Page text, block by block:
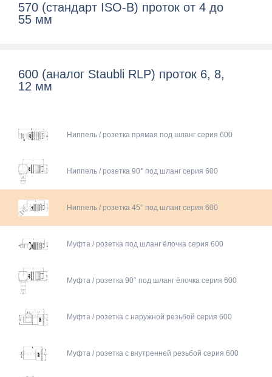
570 (cтандарт ISO-B) проток от 4 до
55 мм
600 (aналог Staubli RLP) проток 6, 8,
12 мм
Ниппель / розетка прямая под шланг серия 600
Ниппель / розетка 90° под шланг серия 600
Ниппель / розетка 45° под шланг серия 600
Муфта / розетка под шланг ёлочка серия 600
Муфта / розетка 90° под шланг ёлочка серия 600
Муфта / розетка с наружной резьбой серия 600
Муфта / розетка с внутренней резьбой серия 600